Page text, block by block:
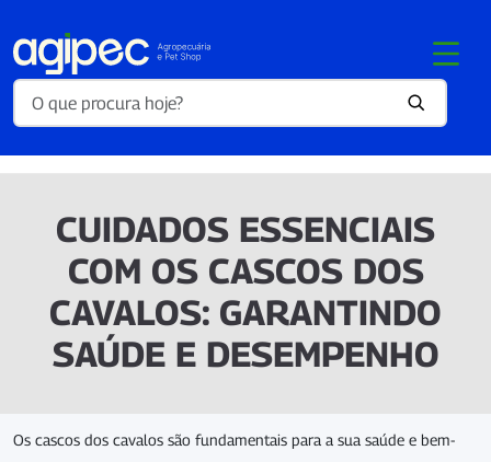
CUIDADOS ESSENCIAIS
COM OS CASCOS DOS
CAVALOS: GARANTINDO
SAÚDE E DESEMPENHO
Os cascos dos cavalos são fundamentais para a sua saúde e bem-